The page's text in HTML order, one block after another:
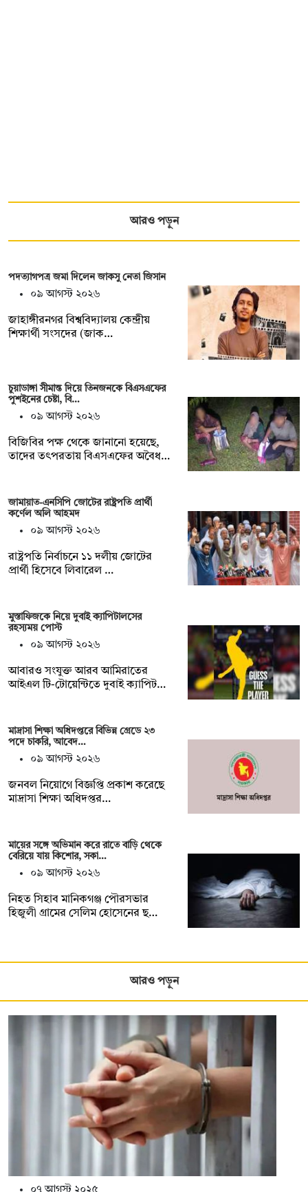
আরও পড়ুন
পদত্যাগপত্র জমা দিলেন জাকসু নেতা জিসান
০৯ আগস্ট ২০২৬
জাহাঙ্গীরনগর বিশ্ববিদ্যালয় কেন্দ্রীয়
শিক্ষার্থী সংসদের (জাক…
চুয়াডাঙ্গা সীমান্ত দিয়ে তিনজনকে বিএসএফের
পুশইনের চেষ্টা, বি…
০৯ আগস্ট ২০২৬
বিজিবির পক্ষ থেকে জানানো হয়েছে,
তাদের তৎপরতায় বিএসএফের অবৈধ…
জামায়াত-এনসিপি জোটের রাষ্ট্রপতি প্রার্থী
কর্ণেল অলি আহমদ
০৯ আগস্ট ২০২৬
রাষ্ট্রপতি নির্বাচনে ১১ দলীয় জোটের
প্রার্থী হিসেবে লিবারেল …
মুস্তাফিজকে নিয়ে দুবাই ক্যাপিটালসের
রহস্যময় পোস্ট
০৯ আগস্ট ২০২৬
আবারও সংযুক্ত আরব আমিরাতের
আইএল টি-টোয়েন্টিতে দুবাই ক্যাপিট…
মাদ্রাসা শিক্ষা অধিদপ্তরে বিভিন্ন গ্রেডে ২৩
পদে চাকরি, আবেদ…
০৯ আগস্ট ২০২৬
জনবল নিয়োগে বিজ্ঞপ্তি প্রকাশ করেছে
মাদ্রাসা শিক্ষা অধিদপ্তর…
মায়ের সঙ্গে অভিমান করে রাতে বাড়ি থেকে
বেরিয়ে যায় কিশোর, সকা…
০৯ আগস্ট ২০২৬
নিহত সিহাব মানিকগঞ্জ পৌরসভার
হিজুলী গ্রামের সেলিম হোসেনের ছ…
আরও পড়ুন